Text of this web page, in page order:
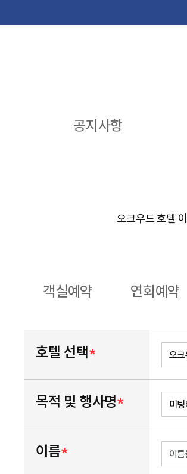
공지사항
오크우드 호텔
객실예약 연회예약
호텔 선택*
목적 및 행사명*
이름*